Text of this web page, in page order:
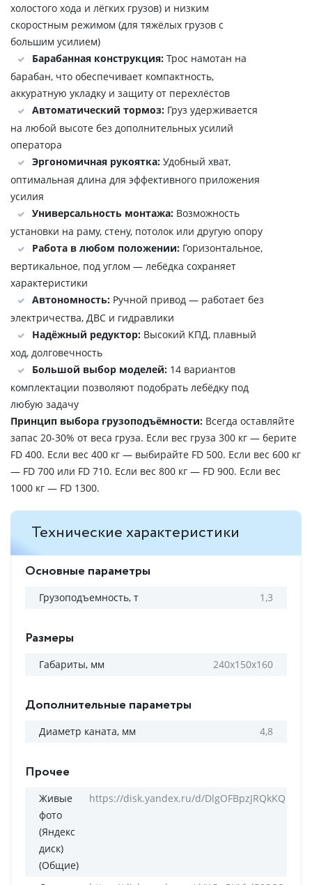
холостого хода и лёгких грузов) и низким
скоростным режимом (для тяжёлых грузов с
большим усилием)
Барабанная конструкция: Трос намотан на
барабан, что обеспечивает компактность,
аккуратную укладку и защиту от перехлёстов
Автоматический тормоз: Груз удерживается
на любой высоте без дополнительных усилий
оператора
Эргономичная рукоятка: Удобный хват,
оптимальная длина для эффективного приложения
усилия
Универсальность монтажа: Возможность
установки на раму, стену, потолок или другую опору
Работа в любом положении: Горизонтальное,
вертикальное, под углом — лебёдка сохраняет
характеристики
Автономность: Ручной привод — работает без
электричества, ДВС и гидравлики
Надёжный редуктор: Высокий КПД, плавный
ход, долговечность
Большой выбор моделей: 14 вариантов
комплектации позволяют подобрать лебёдку под
любую задачу
Принцип выбора грузоподъёмности: Всегда оставляйте
запас 20-30% от веса груза. Если вес груза 300 кг — берите
FD 400. Если вес 400 кг — выбирайте FD 500. Если вес 600 кг
— FD 700 или FD 710. Если вес 800 кг — FD 900. Если вес
1000 кг — FD 1300.
Технические характеристики
Основные параметры
Грузоподъемность, т 1,3
Размеры
Габариты, мм 240х150х160
Дополнительные параметры
Диаметр каната, мм 4,8
Прочее
Живые
фото
(Яндекс
диск)
(Общие)
https://disk.yandex.ru/d/DlgOFBpzJRQkKQ